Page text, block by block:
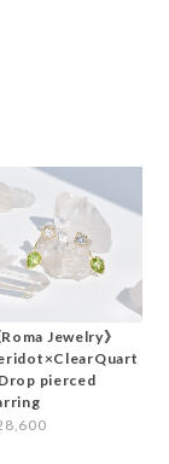
Roma Jewelry》
pierced